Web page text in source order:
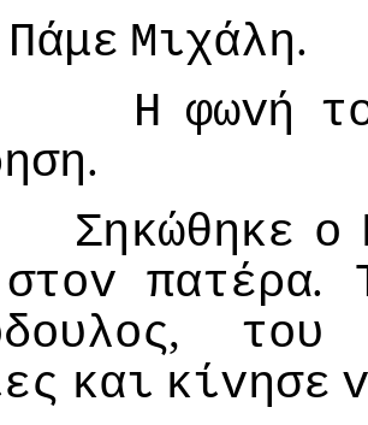
Πάμε Μιχάλη.
Η φωvή
.
Σηκώθηκε o
στov πατέρα.
, τoυ
και κίvησε